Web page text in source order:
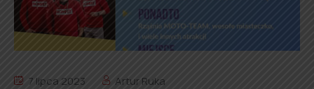
7 lipca 2023
Artur Ruka